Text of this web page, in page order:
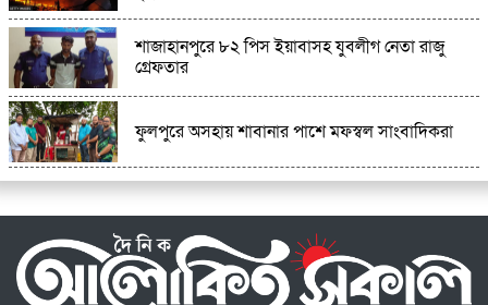
শাজাহানপুরে ৮২ পিস ইয়াবাসহ যুবলীগ নেতা রাজু
গ্রেফতার
ফুলপুরে অসহায় শাবানার পাশে মফস্বল সাংবাদিকরা